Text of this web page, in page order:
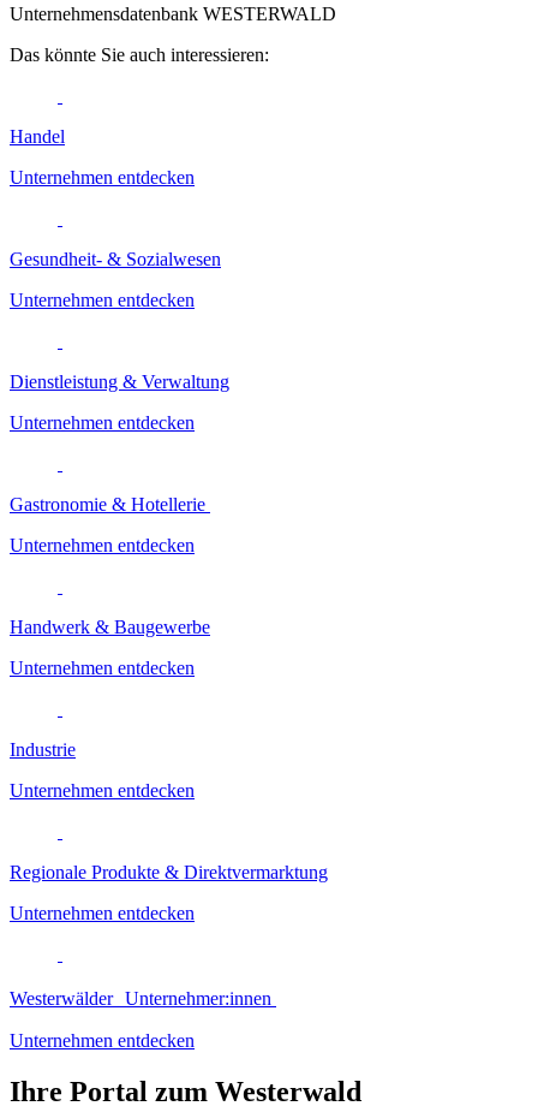
Unternehmensdatenbank WESTERWALD
Das könnte Sie auch interessieren:
Handel
Unternehmen entdecken
Gesundheit- & Sozialwesen
Unternehmen entdecken
Dienstleistung & Verwaltung
Unternehmen entdecken
Gastronomie & Hotellerie
Unternehmen entdecken
Handwerk & Baugewerbe
Unternehmen entdecken
Industrie
Unternehmen entdecken
Regionale Produkte & Direktvermarktung
Unternehmen entdecken
Westerwälder Unternehmer:innen
Unternehmen entdecken
Ihre Portal zum Westerwald